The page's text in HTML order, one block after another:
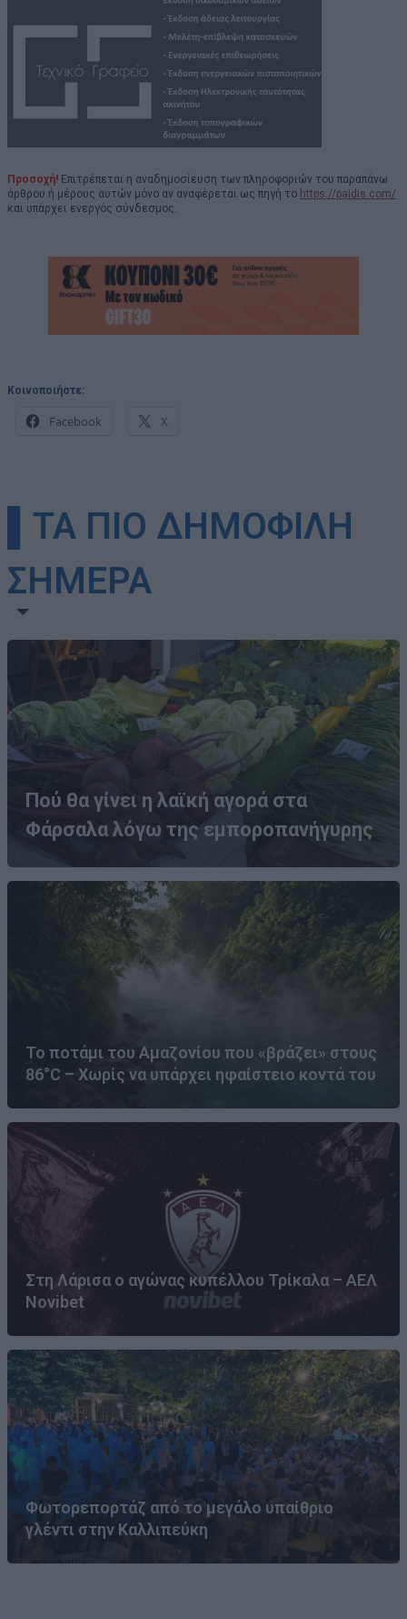
Προσοχή! Επιτρέπεται η αναδημοσίευση των πληροφοριών του παραπάνω
άρθρου ή μέρους αυτών μόνο αν αναφέρεται ως πηγή το https://paidis.com/
και υπάρχει ενεργός σύνδεσμος.
Κοινοποιήστε:
Facebook X
▌ΤΑ ΠΙΟ ΔΗΜΟΦΙΛΗ
ΣΗΜΕΡΑ
Πού θα γίνει η λαϊκή αγορά στα
Φάρσαλα λόγω της εμποροπανήγυρης
Το ποτάμι του Αμαζονίου που «βράζει» στους
86°C – Χωρίς να υπάρχει ηφαίστειο κοντά του
Στη Λάρισα ο αγώνας κυπέλλου Τρίκαλα – ΑΕΛ
Novibet
Φωτορεπορτάζ από το μεγάλο υπαίθριο
γλέντι στην Καλλιπεύκη